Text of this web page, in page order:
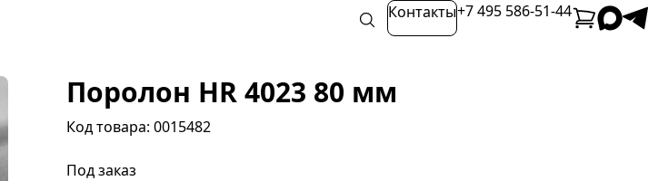
Контакты+7 495 586-51-44
Поролон HR 4023 80 мм
Код товара: 0015482
Под заказ